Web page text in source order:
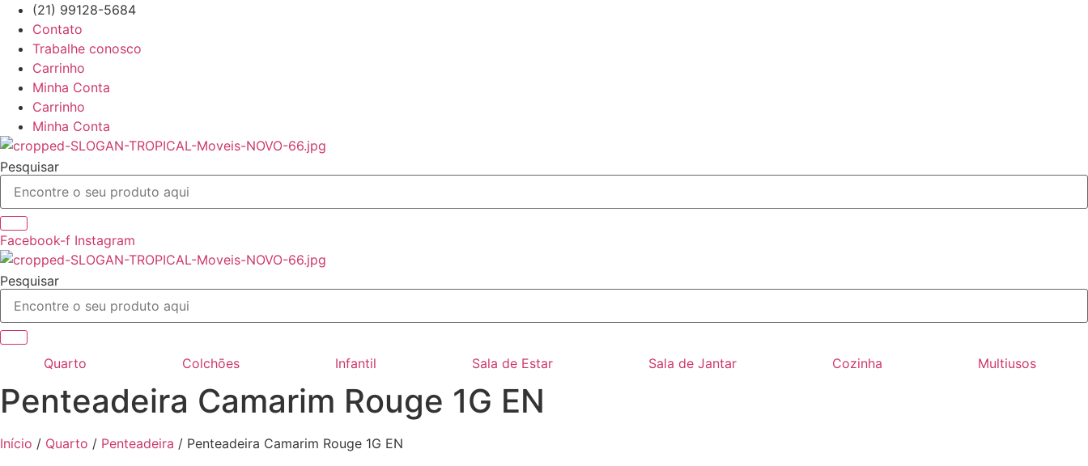
para
conteúdo
(21) 99128-5684
Contato
Trabalhe conosco
Carrinho
Minha Conta
Carrinho
Minha Conta
Pesquisar
Facebook-f Instagram
Pesquisar
Quarto Colchões Infantil Sala de Estar Sala de Jantar Cozinha Multiusos
Penteadeira Camarim Rouge 1G EN
Início / Quarto / Penteadeira / Penteadeira Camarim Rouge 1G EN